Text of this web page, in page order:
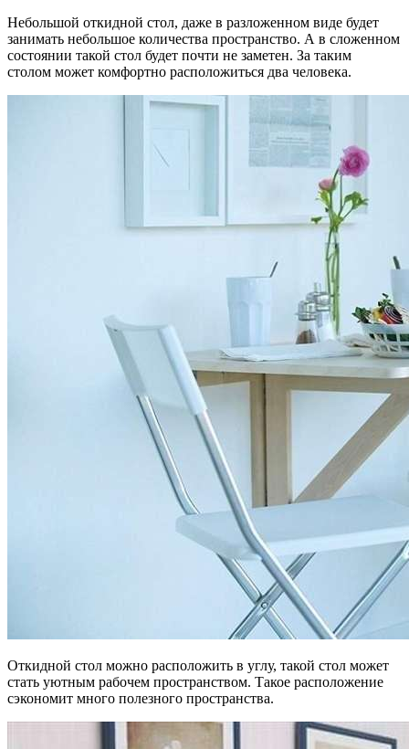
Небольшой откидной стол, даже в разложенном виде будет
занимать небольшое количества пространство. А в сложенном
состоянии такой стол будет почти не заметен. За таким
столом может комфортно расположиться два человека.
Откидной стол можно расположить в углу, такой стол может
стать уютным рабочем пространством. Такое расположение
сэкономит много полезного пространства.